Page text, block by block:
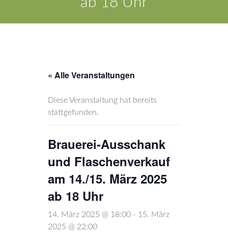
« Alle Veranstaltungen
Diese Veranstaltung hat bereits
stattgefunden.
Brauerei-Ausschank
und Flaschenverkauf
am 14./15. März 2025
ab 18 Uhr
14. März 2025 @ 18:00 - 15. März
2025 @ 22:00